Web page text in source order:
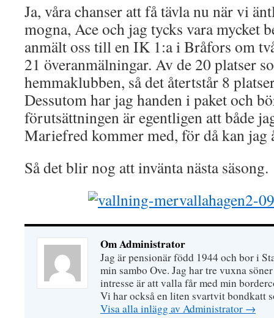
Ja, våra chanser att få tävla nu när vi
mogna, Ace och jag tycks vara mycket
anmält oss till en IK 1:a i Bråfors om
21 överanmälningar. Av de 20 platser
hemmaklubben, så det återtstår 8
Dessutom har jag handen i paket och
förutsättningen är egentligen att både
Mariefred kommer med, för då kan jag
Så det blir nog att invänta nästa säsong.
Om Administrator
Jag är pensionär född 1944 och bor i
min sambo Ove. Jag har tre vuxna
intresse är att valla får med min
Vi har också en liten svartvit bondkatt
Visa alla inlägg av Administrator →